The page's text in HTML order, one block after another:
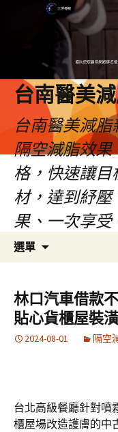
台南醫美
台南醫美減
隔空減脂效果
格，快速讓目
材，達到紓
果、一次享受
選單
容
林口汽車借款
貼心貨櫃屋裝潢
2024-08-01 隔空
台北高級餐廳針對噴
櫃屋場改造護膚的中